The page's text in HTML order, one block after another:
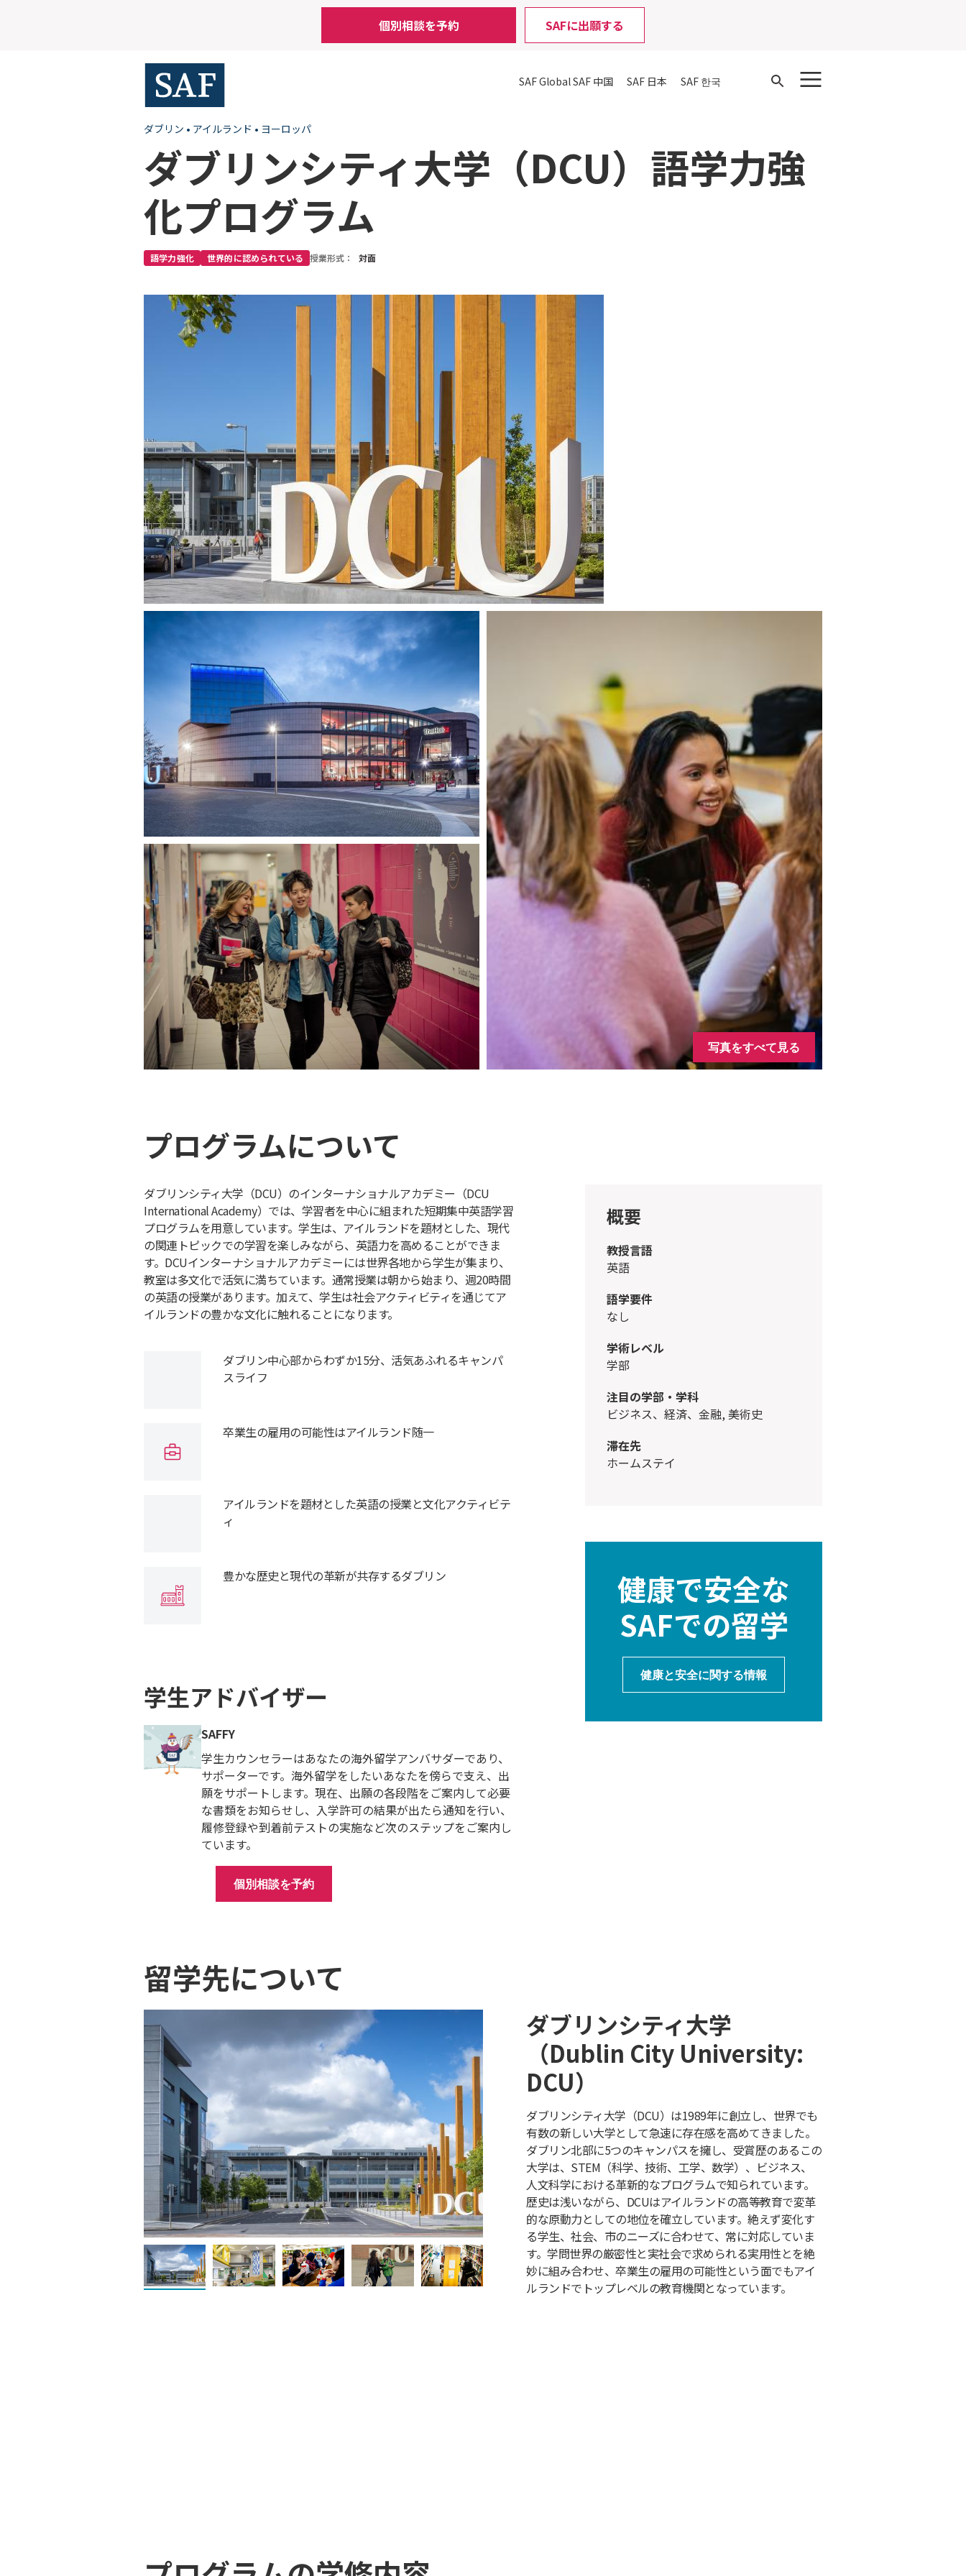
個別相談を予約 SAFに出願する
SAF GlobalSAF 中国 SAF 日本 SAF 한국
Open
ダブリン • アイルランド • ヨーロッパ
ダブリンシティ大学（DCU）語学力強
化プログラム
語学力強化 世界的に認められている 授業形式： 対面
写真をすべて見る
プログラムについて
ダブリンシティ大学（DCU）のインターナショナルアカデミー（DCU
International Academy）では、学習者を中心に組まれた短期集中英語学習
プログラムを用意しています。学生は、アイルランドを題材とした、現代
の関連トピックでの学習を楽しみながら、英語力を高めることができま
す。DCUインターナショナルアカデミーには世界各地から学生が集まり、
教室は多文化で活気に満ちています。通常授業は朝から始まり、週20時間
の英語の授業があります。加えて、学生は社会アクティビティを通じてア
イルランドの豊かな文化に触れることになります。
ダブリン中心部からわずか15分、活気あふれるキャンパ
スライフ
卒業生の雇用の可能性はアイルランド随一
アイルランドを題材とした英語の授業と文化アクティビテ
ィ
豊かな歴史と現代の革新が共存するダブリン
学生アドバイザー
SAFFY
学生カウンセラーはあなたの海外留学アンバサダーであり、
サポーターです。海外留学をしたいあなたを傍らで支え、出
願をサポートします。現在、出願の各段階をご案内して必要
な書類をお知らせし、入学許可の結果が出たら通知を行い、
履修登録や到着前テストの実施など次のステップをご案内し
ています。
個別相談を予約
概要
教授言語
英語
語学要件
なし
学術レベル
学部
注目の学部・学科
ビジネス、経済、金融, 美術史
滞在先
ホームステイ
健康で安全な
SAFでの留学
健康と安全に関する情報
留学先について
ダブリンシティ大学
（Dublin City University:
DCU）
ダブリンシティ大学（DCU）は1989年に創立し、世界でも
有数の新しい大学として急速に存在感を高めてきました。
ダブリン北部に5つのキャンパスを擁し、受賞歴のあるこの
大学は、STEM（科学、技術、工学、数学）、ビジネス、
人文科学における革新的なプログラムで知られています。
歴史は浅いながら、DCUはアイルランドの高等教育で変革
的な原動力としての地位を確立しています。絶えず変化す
る学生、社会、市のニーズに合わせて、常に対応していま
す。学問世界の厳密性と実社会で求められる実用性とを絶
妙に組み合わせ、卒業生の雇用の可能性という面でもアイ
ルランドでトップレベルの教育機関となっています。